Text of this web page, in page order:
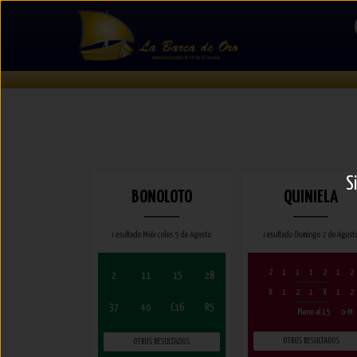
BONOLOTO
resultado Miércoles 5 de Agosto
2 11 15 28
37 40 C16 R5
OTROS RESULTADOS
QUINIELA
resultado Domingo 2 de
2 1 1 1 2 1 2
X 1 2 1 X 1 2
Pleno al 15 0-M
OTROS RESULTADOS